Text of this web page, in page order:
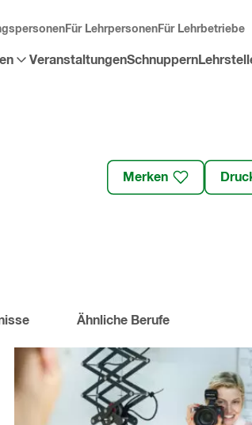
VeranstaltungenSchnuppern
Für Lehrpersonen Für Lehrbetriebe
Merken
Ähnliche Berufe